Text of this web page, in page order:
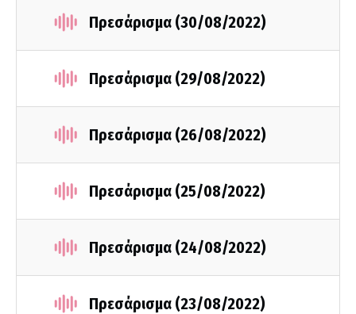
Πρεσάρισμα (30/08/2022)
Πρεσάρισμα (29/08/2022)
Πρεσάρισμα (26/08/2022)
Πρεσάρισμα (25/08/2022)
Πρεσάρισμα (24/08/2022)
Πρεσάρισμα (23/08/2022)